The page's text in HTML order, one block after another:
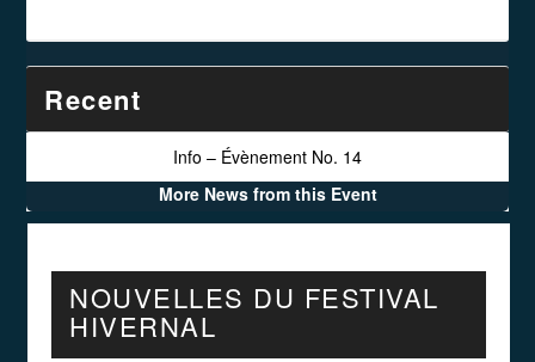
Recent
Info – Évènement No. 14
More News from this Event
NOUVELLES DU FESTIVAL
HIVERNAL